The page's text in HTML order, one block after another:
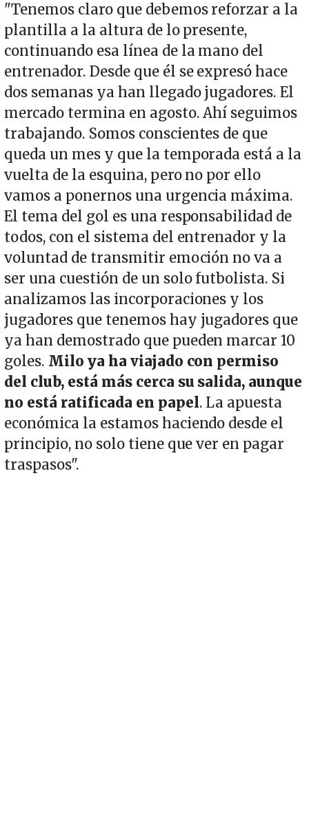
"Tenemos claro que debemos reforzar a la
plantilla a la altura de lo presente,
continuando esa línea de la mano del
entrenador. Desde que él se expresó hace
dos semanas ya han llegado jugadores. El
mercado termina en agosto. Ahí seguimos
trabajando. Somos conscientes de que
queda un mes y que la temporada está a la
vuelta de la esquina, pero no por ello
vamos a ponernos una urgencia máxima.
El tema del gol es una responsabilidad de
todos, con el sistema del entrenador y la
voluntad de transmitir emoción no va a
ser una cuestión de un solo futbolista. Si
analizamos las incorporaciones y los
jugadores que tenemos hay jugadores que
ya han demostrado que pueden marcar 10
goles. Milo ya ha viajado con permiso
del club, está más cerca su salida, aunque
no está ratificada en papel. La apuesta
económica la estamos haciendo desde el
principio, no solo tiene que ver en pagar
traspasos".